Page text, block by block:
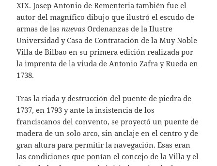
XIX. Josep Antonio de Rementeria también fue el
autor del magnífico dibujo que ilustró el escudo de
armas de lasnuevas Ordenanzas de la Ilustre
Universidad y Casa de Contratación de la Muy Noble
Villa de Bilbao en su primera edición realizada por
la imprenta de la viuda de Antonio Zafra y Rueda en
1738.
Tras la riada y destrucción del puente de piedra de
1737, en 1793 y ante la insistencia de los
franciscanos del convento, se proyectó un puente de
madera de un solo arco, sin anclaje en el centro y de
gran altura para permitir la navegación. Esas eran
las condiciones que ponían el concejo de la Villa y el